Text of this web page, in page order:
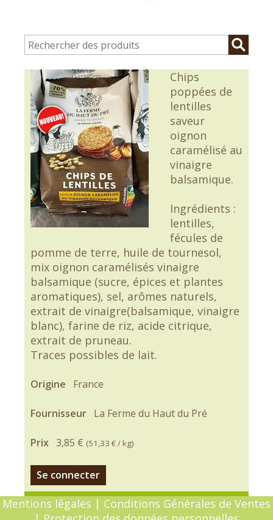
Chips
poppées de
lentilles
saveur
oignon
caramélisé au
vinaigre
balsamique.
Ingrédients :
lentilles,
fécules de
pomme de terre, huile de tournesol,
mix oignon caramélisés vinaigre
balsamique (sucre, épices et plantes
aromatiques), sel, arômes naturels,
extrait de vinaigre(balsamique, vinaigre
blanc), farine de riz, acide citrique,
extrait de pruneau.
Traces possibles de lait.
Origine France
Fournisseur La Ferme du Haut du Pré
Prix 3,85 € (51,33 €/ kg)
Se connecter
Mentions légales | Conditions Générales de Ventes